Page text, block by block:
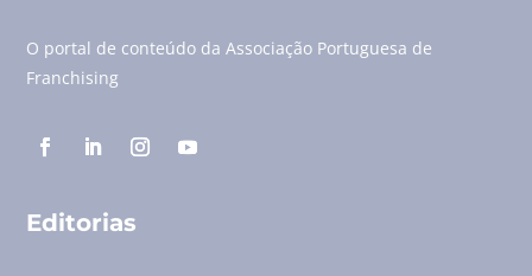
O portal de conteúdo da Associação Portuguesa de
Franchising
Editorias